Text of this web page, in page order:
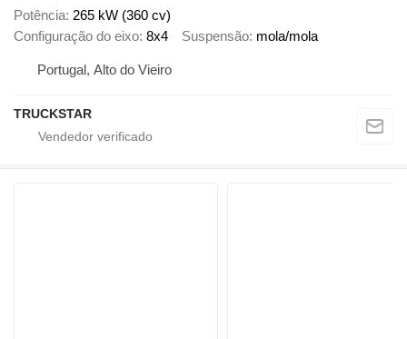
Potência 265 kW (360 cv)
Configuração do eixo 8x4 Suspensão mola/mola
Portugal, Alto do Vieiro
TRUCKSTAR